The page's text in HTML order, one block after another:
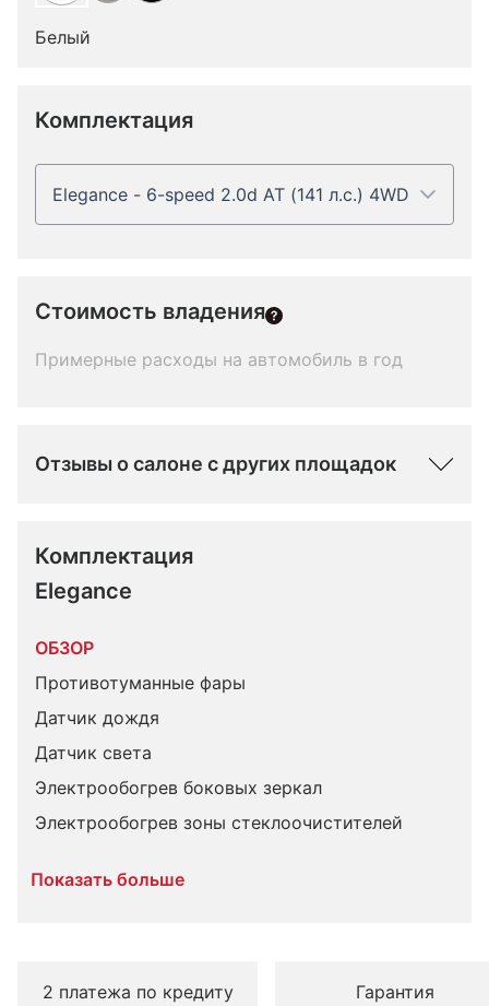
Белый
Комплектация
Elegance - 6-speed 2.0d AT (141 л.с.) 4WD
Стоимость владения
Примерные расходы на автомобиль в год
Отзывы о салоне с других площадок
Комплектация
Elegance
ОБЗОР
Противотуманные фары
Датчик дождя
Датчик света
Электрообогрев боковых зеркал
Электрообогрев зоны стеклоочистителей
Показать больше
2 платежа по кредиту
Гарантия